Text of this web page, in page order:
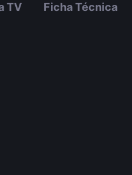
TV Ficha Técnica